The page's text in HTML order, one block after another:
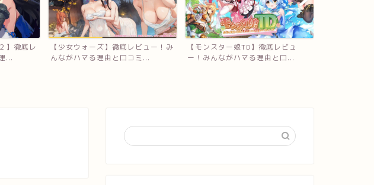
ュー！み
...
【モンスター娘TD】徹底レビュ
ー！みんながハマる理由と口...
【Sky 星を紡ぐ子どもたち】徹底レ
ビュー！みんながハマ...